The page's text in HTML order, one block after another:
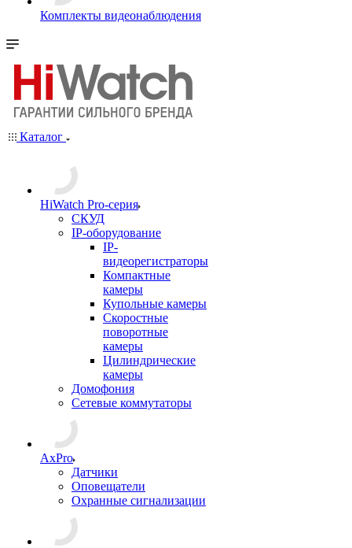
Комплекты видеонаблюдения
Каталог
HiWatch Pro-серия
CКУД
IP-оборудование
IP-
видеорегистраторы
Компактные
камеры
Купольные камеры
Скоростные
поворотные
камеры
Цилиндрические
камеры
Домофония
Сетевые коммутаторы
AxPro
Датчики
Оповещатели
Охранные сигнализации